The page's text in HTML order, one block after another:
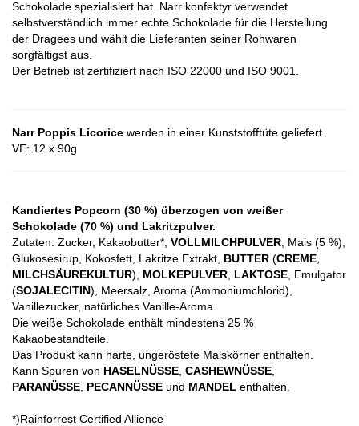
Schokolade spezialisiert hat. Narr konfektyr verwendet
selbstverständlich immer echte Schokolade für die Herstellung
der Dragees und wählt die Lieferanten seiner Rohwaren
sorgfältigst aus.
Der Betrieb ist zertifiziert nach ISO 22000 und ISO 9001.
Narr Poppis Licorice werden in einer Kunststofftüte geliefert.
VE: 12 x 90g
Kandiertes Popcorn (30 %) überzogen von weißer
Schokolade (70 %) und Lakritzpulver.
Zutaten: Zucker, Kakaobutter*, VOLLMILCHPULVER , Mais (5 %),
Glukosesirup, Kokosfett, Lakritze Extrakt, BUTTER (CREME
MILCHSÄUREKULTUR), MOLKEPULVER LAKTOSE , Emulgator
(SOJALECITIN), Meersalz, Aroma (Ammoniumchlorid),
Vanillezucker, natürliches Vanille-Aroma.
Die weiße Schokolade enthält mindestens 25 %
Kakaobestandteile.
Das Produkt kann harte, ungeröstete Maiskörner enthalten.
Kann Spuren von HASELNÜSSE CASHEWNÜSSE
PARANÜSSE PECANNÜSSE und MANDEL enthalten.
*)Rainforrest Certified Allience